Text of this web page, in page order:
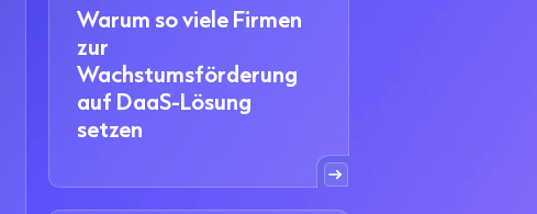
Warum so viele Firmen
zur
Wachstumsförderung
auf DaaS-Lösung
setzen